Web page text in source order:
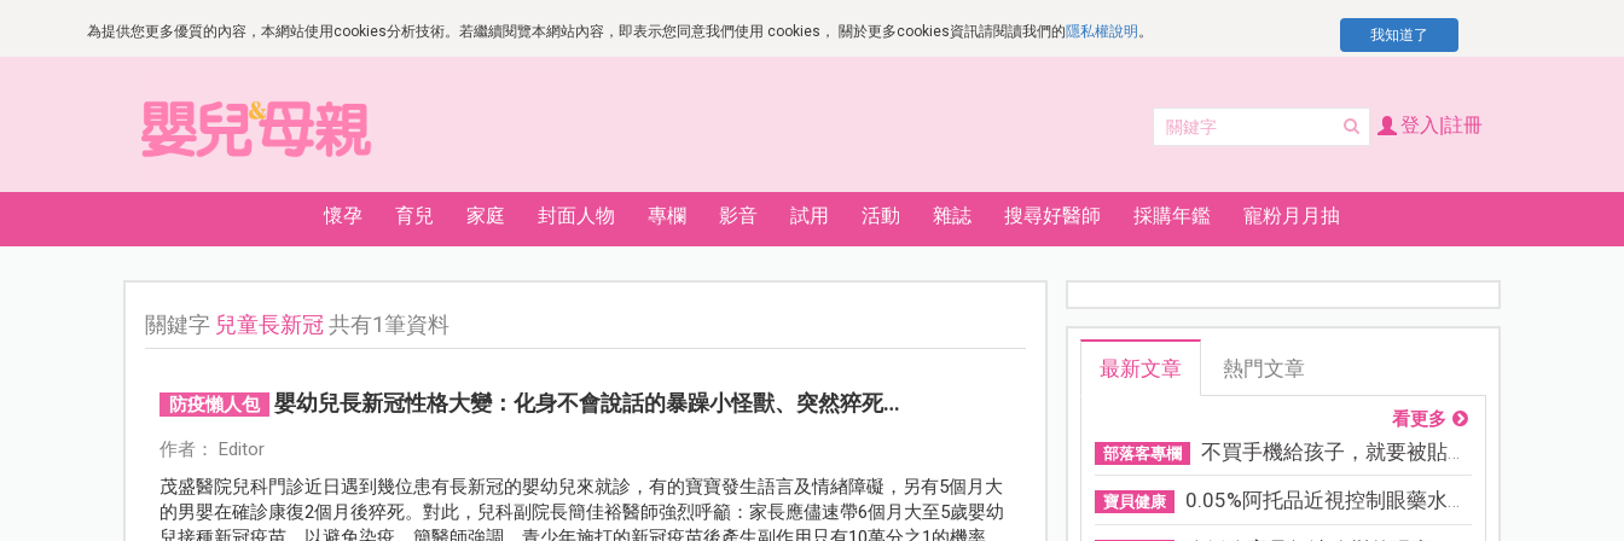
為提供您更多優質的內容，本網站使用cookies分析技術。若繼續閱覽本網站內容，即表示您同意我們使用 cookies， 關於更多cookies資訊請閱讀我們的隱私權說明 。 我知道了
登入|註冊
懷孕 育兒 家庭 封面人物 專欄 影音 試用 活動 雜誌 搜尋好醫師 採購年鑑 寵粉月月抽
關鍵字 兒童長新冠共有1筆資料
防疫懶人包 嬰幼兒長新冠性格大變：化身不會說話的暴躁小怪獸、突然猝死…
作者： Editor
茂盛醫院兒科門診近日遇到幾位患有長新冠的嬰幼兒來就診，有的寶寶發生語言及情緖障礙，另有5個月大
的男嬰在確診康復2個月後猝死。對此，兒科副院長簡佳裕醫師強烈呼籲：家長應儘速帶6個月大至5歲嬰幼
最新文章 熱門文章
看更多
部落客專欄 不買手機給孩子，就要被貼「...
寶貝健康 0.05%阿托品近視控制眼藥水納...